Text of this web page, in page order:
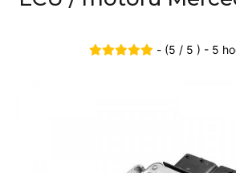
- (5 / 5 ) - 5